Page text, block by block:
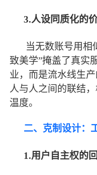
3.人设同质化的
当无数账号用相
致美学”掩盖了真实
业，而是流水线生
人与人之间的联结
温度。
二、克制设计：
1.用户自主权的